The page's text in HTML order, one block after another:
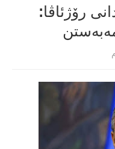
رۆژئاڤا: